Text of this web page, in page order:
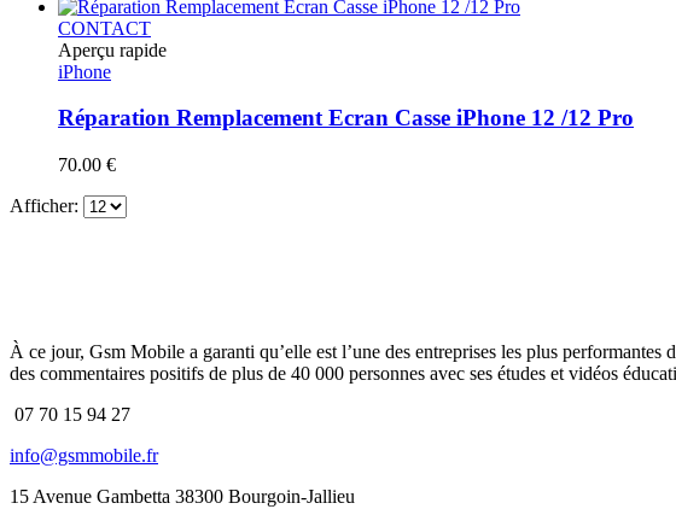
CONTACT
Aperçu rapide
iPhone
Réparation Remplacement Ecran Casse iPhone 12 /12 Pro
70.00 €
Afficher:
À ce jour, Gsm Mobile a garanti qu’elle est l’une des entreprises les plus
des commentaires positifs de plus de 40 000 personnes avec ses études et vidéos
07 70 15 94 27
info@gsmmobile.fr
15 Avenue Gambetta 38300 Bourgoin-Jallieu